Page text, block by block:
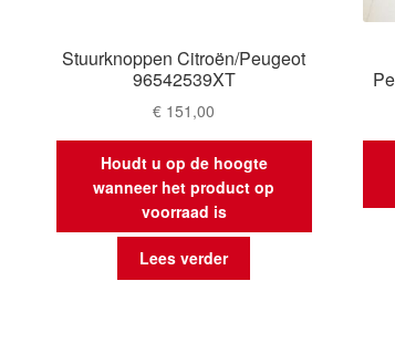
Stuurknoppen Citroën/Peugeot
96542539XT
€ 151,00
Houdt u op de hoogte
wanneer het product op
voorraad is
Lees verder